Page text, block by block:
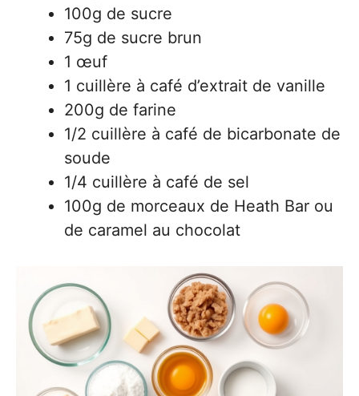
100g de sucre
75g de sucre brun
1 œuf
1 cuillère à café d’extrait de vanille
200g de farine
1/2 cuillère à café de bicarbonate de
soude
1/4 cuillère à café de sel
100g de morceaux de Heath Bar ou
de caramel au chocolat